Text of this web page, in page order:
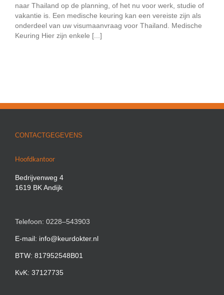
naar Thailand op de planning, of het nu voor werk, studie of
vakantie is. Een medische keuring kan een vereiste zijn als
onderdeel van uw visumaanvraag voor Thailand. Medische
Keuring Hier zijn enkele [...]
CONTACTGEGEVENS
Hoofdkantoor
Bedrijvenweg 4
1619 BK Andijk
Telefoon: 0228–543903
E-mail: info@keurdokter.nl
BTW: 817952548B01
KvK: 37127735